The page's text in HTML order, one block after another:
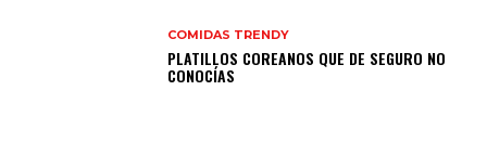
COMIDAS TRENDY
PLATILLOS COREANOS QUE DE SEGURO NO
CONOCÍAS